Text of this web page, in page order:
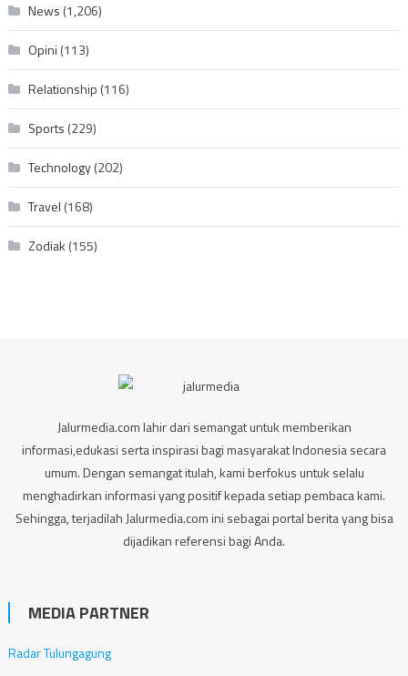
News (1,206)
Opini (113)
Relationship (116)
Sports (229)
Technology(202)
Travel (168)
Zodiak (155)
Jalurmedia.com lahir dari semangat untuk memberikan
informasi,edukasi serta inspirasi bagi masyarakat Indonesia secara
umum. Dengan semangat itulah, kami berfokus untuk selalu
menghadirkan informasi yang positif kepada setiap pembaca kami.
Sehingga, terjadilah Jalurmedia.com ini sebagai portal berita yang bisa
dijadikan referensi bagi Anda.
MEDIA PARTNER
Radar Tulungagung